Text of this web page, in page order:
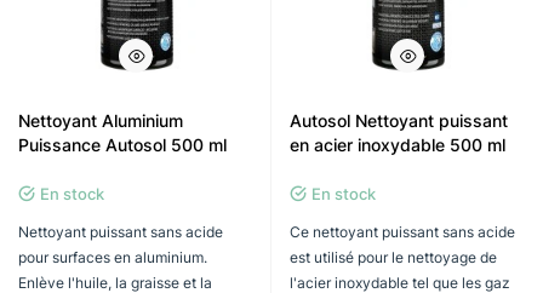
Nettoyant Aluminium
Puissance Autosol 500 ml
En stock
Nettoyant puissant sans acide
pour surfaces en aluminium.
Enlève l'huile, la graisse et la
Autosol Nettoyant puissant
en acier inoxydable 500 ml
En stock
Ce nettoyant puissant sans acide
est utilisé pour le nettoyage de
l'acier inoxydable tel que les gaz